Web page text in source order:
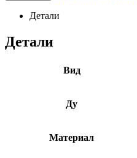
Детали
Детали
Вид
Ду
Материал